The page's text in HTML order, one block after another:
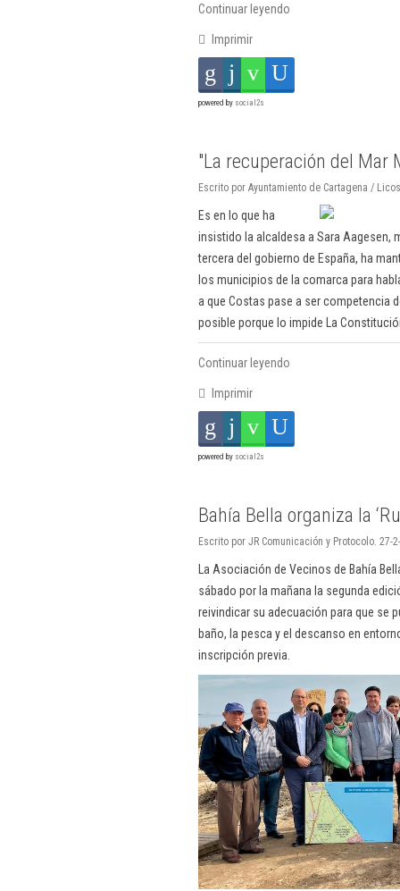
Continuar leyendo
Imprimir
powered by social2s
"La recuperación del Mar
Escrito por Ayuntamiento de Cartagena /
Es en lo que ha
insistido la alcaldesa a Sara Aagesen,
tercera del gobierno de España, ha
los municipios de la comarca para
a que Costas pase a ser competencia
posible porque lo impide La
Continuar leyendo
Imprimir
powered by social2s
Bahía Bella organiza la
Escrito por JR Comunicación y Protocolo. 27-
La Asociación de Vecinos de Bahía
sábado por la mañana la segunda
reivindicar su adecuación para que se
baño, la pesca y el descanso en
inscripción previa.